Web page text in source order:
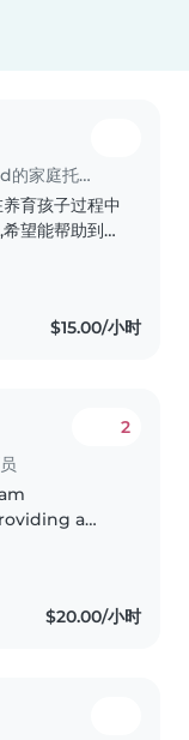
位于Singapore Island的家庭托育员
育孩子过程中
望能帮助到更
天使一样的存
$15.00/小时
2
a
I
$20.00/小时